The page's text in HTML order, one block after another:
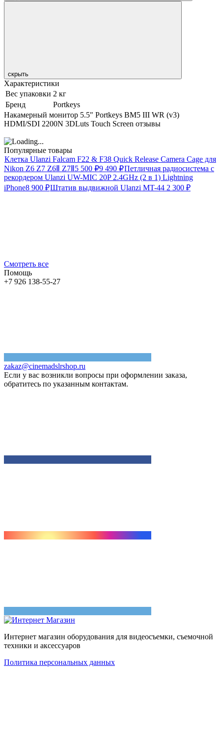
скрыть
Характеристики
Вес упаковки 2 кг
Бренд
Portkeys
Накамерный монитор 5.5" Portkeys BM5 III WR (v3)
HDMI/SDI 2200N 3DLuts Touch Screen отзывы
Популярные товары
Клетка Ulanzi Falcam F22 & F38 Quick Release Camera Cage для
Nikon Z6 Z7 Z6Ⅱ Z7Ⅱ 5 500 ₽9 490 ₽Петличная радиосистема с
рекордером Ulanzi UW-MIC 20P 2.4GHz (2 в 1) Lightning
iPhone8 900 ₽Штатив выдвижной Ulanzi MT-44 2 300 ₽
Смотреть все
Помощь
+7 926 138-55-27
zakaz@cinemadslrshop.ru
Если у вас возникли вопросы при оформлении заказа,
обратитесь по указанным контактам.
Интернет магазин оборудования для видеосъемки, съемочной
техники и аксессуаров
Политика персональных данных